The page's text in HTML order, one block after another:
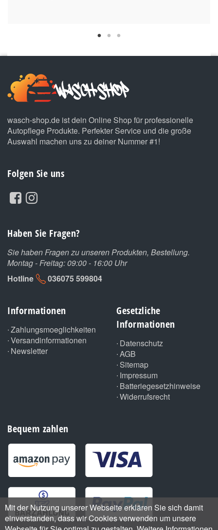
wasch-shop.de ist dein Online Shop für professionelle
Autopflege Produkte. Perfekter Service und die große
Auswahl machen uns zu deiner Nummer #1!
Folgen Sie uns
Haben Sie Fragen?
Sie haben Fragen zu unseren Produkten, Bestellung.
Montag - Freitag: 09:00 - 16:00 Uhr
Hotline
036075 599804
Informationen
Zahlungsmoeglichkeiten
Versandinformationen
Newsletter
Gesetzliche
Informationen
Datenschutz
AGB
Sitemap
Impressum
Batteriegesetzhinweise
Widerrufsrecht
Bequem zahlen
Mit der Nutzung unserer Webseite erklären Sie sich damit
einverstanden, dass wir Cookies verwenden um unsere